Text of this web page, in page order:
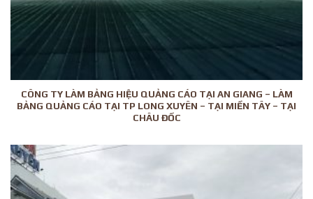
CÔNG TY LÀM BẢNG HIỆU QUẢNG CÁO TẠI AN GIANG – LÀM
BẢNG QUẢNG CÁO TẠI TP LONG XUYÊN – TẠI MIỀN TÂY – TẠI
CHÂU ĐỐC